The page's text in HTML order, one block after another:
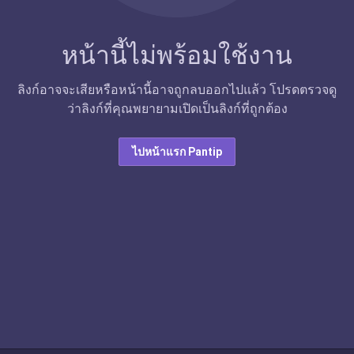
หน้านี้ไม่พร้อมใช้งาน
ลิงก์อาจจะเสียหรือหน้านี้อาจถูกลบออกไปแล้ว โปรดตรวจดู
ว่าลิงก์ที่คุณพยายามเปิดเป็นลิงก์ที่ถูกต้อง
ไปหน้าแรก Pantip